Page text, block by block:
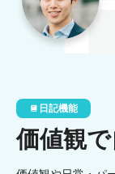
日記機能
価値観